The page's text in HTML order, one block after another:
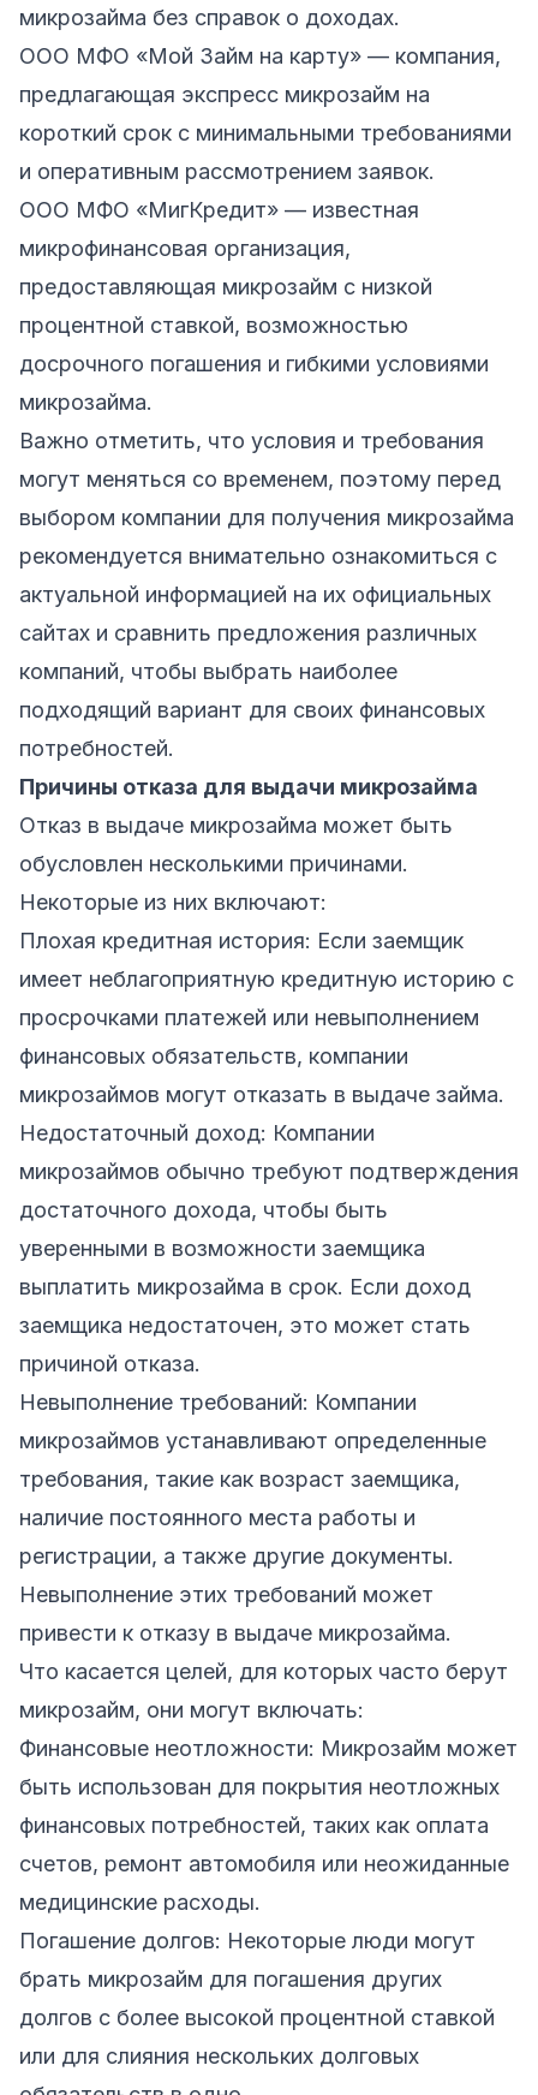
микрозайма без справок о доходах.
ООО МФО «Мой Займ на карту» — компания,
предлагающая экспресс микрозайм на
короткий срок с минимальными требованиями
и оперативным рассмотрением заявок.
ООО МФО «МигКредит» — известная
микрофинансовая организация,
предоставляющая микрозайм с низкой
процентной ставкой, возможностью
досрочного погашения и гибкими условиями
микрозайма.
Важно отметить, что условия и требования
могут меняться со временем, поэтому перед
выбором компании для получения микрозайма
рекомендуется внимательно ознакомиться с
актуальной информацией на их официальных
сайтах и сравнить предложения различных
компаний, чтобы выбрать наиболее
подходящий вариант для своих финансовых
потребностей.
Причины отказа для выдачи микрозайма
Отказ в выдаче микрозайма может быть
обусловлен несколькими причинами.
Некоторые из них включают:
Плохая кредитная история: Если заемщик
имеет неблагоприятную кредитную историю с
просрочками платежей или невыполнением
финансовых обязательств, компании
микрозаймов могут отказать в выдаче займа.
Недостаточный доход: Компании
микрозаймов обычно требуют подтверждения
достаточного дохода, чтобы быть
уверенными в возможности заемщика
выплатить микрозайма в срок. Если доход
заемщика недостаточен, это может стать
причиной отказа.
Невыполнение требований: Компании
микрозаймов устанавливают определенные
требования, такие как возраст заемщика,
наличие постоянного места работы и
регистрации, а также другие документы.
Невыполнение этих требований может
привести к отказу в выдаче микрозайма.
Что касается целей, для которых часто берут
микрозайм, они могут включать:
Финансовые неотложности: Микрозайм может
быть использован для покрытия неотложных
финансовых потребностей, таких как оплата
счетов, ремонт автомобиля или неожиданные
медицинские расходы.
Погашение долгов: Некоторые люди могут
брать микрозайм для погашения других
долгов с более высокой процентной ставкой
или для слияния нескольких долговых